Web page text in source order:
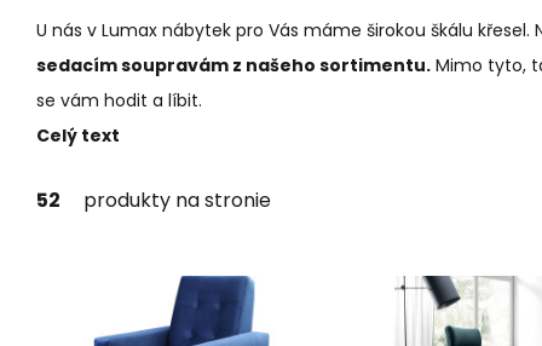
U nás v Lumax nábytek pro Vás máme širokou škálu křesel.
sedacím soupravám z našeho sortimentu. Mimo tyto,
se vám hodit a líbit.
Celý text
52 produkty na stronie